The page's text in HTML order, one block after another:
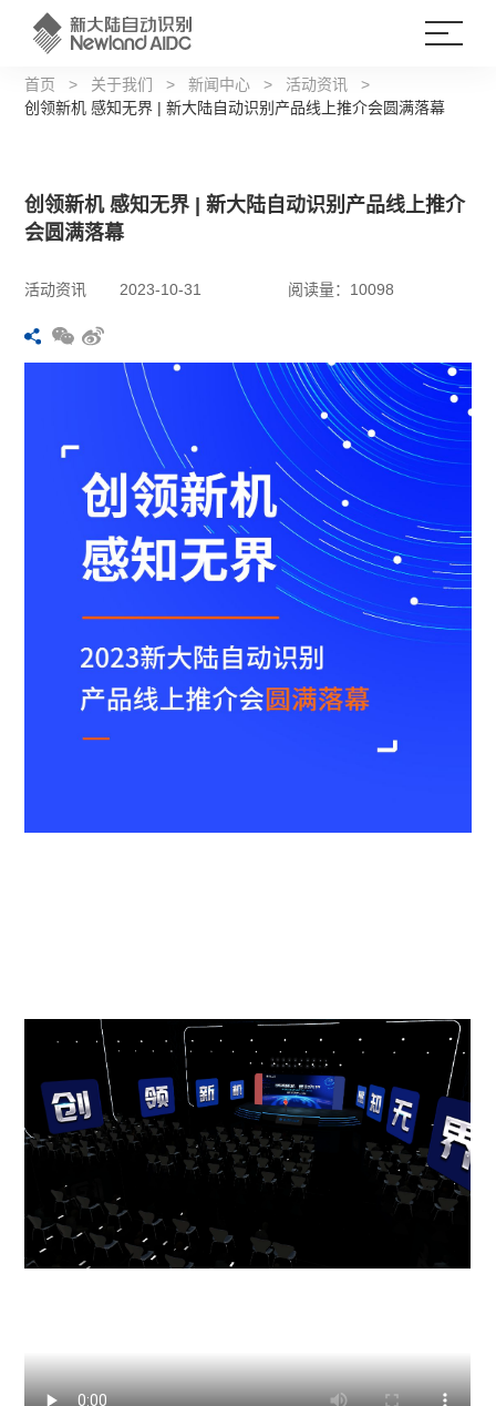
首页 > 关于我们 >新闻中心 > 活动资讯
>
创领新机 感知无界 | 新大陆自动识别产品线上推介会圆满落幕
创领新机 感知无界 | 新大陆自动识别产品线上推介
会圆满落幕
活动资讯 2023-10-31 阅读量：10098